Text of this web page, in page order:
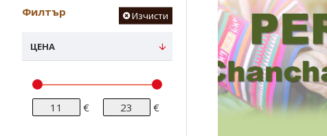
Филтър Изчисти
ЦЕНА
€ €